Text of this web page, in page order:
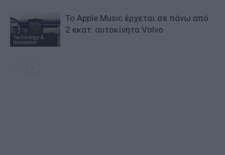
Technology &
Innovation
Το Apple Music έρχεται σε πάνω από
2 εκατ. αυτοκίνητα Volvo